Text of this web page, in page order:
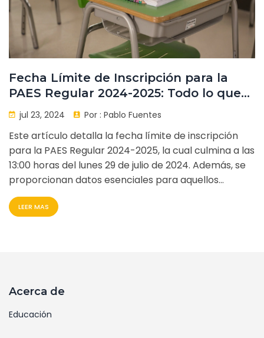
Fecha Límite de Inscripción para la
PAES Regular 2024-2025: Todo lo que
Debes Saber
jul 23, 2024 Por : Pablo Fuentes
Este artículo detalla la fecha límite de inscripción
para la PAES Regular 2024-2025, la cual culmina a las
13:00 horas del lunes 29 de julio de 2024. Además, se
proporcionan datos esenciales para aquellos
interesados en participar en el examen, ayudándoles
a no perder el período de registro.
LEER MAS
Acerca de
Educación